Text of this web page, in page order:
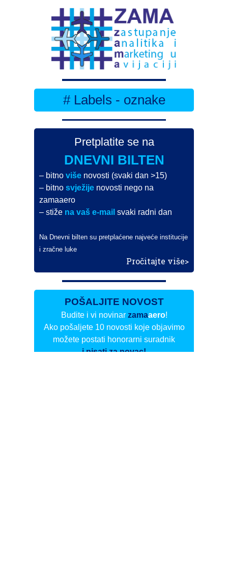
# Labels - oznake
Pretplatite se na
DNEVNI BILTEN
– bitnoviše novosti (svaki dan >15)
– bitnosvježije novosti nego na
zamaaero
– stiže na vaš e-mail svaki radni dan
Na Dnevni bilten su pretplaćene najveće institucije
i zračne luke
Pročitajte više>
POŠALJITE NOVOST
Budite i vi novinar zamaaero!
Ako pošaljete 10 novosti koje objavimo
možete postati honorarni suradnik
i pisati za novac!